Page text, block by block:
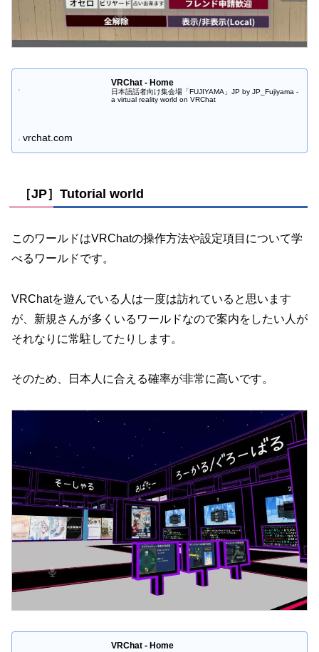
VRChat - Home
日本語話者向け集会場「FUJIYAMA」JP by JP_Fujiyama -
a virtual reality world on VRChat
vrchat.com
［JP］Tutorial world
このワールドはVRChatの操作方法や設定項目について学
べるワールドです。
VRChatを遊んでいる人は一度は訪れていると思います
が、新規さんが多くいるワールドなので案内をしたい人が
それなりに常駐してたりします。
そのため、日本人に合える確率が非常に高いです。
VRChat - Home